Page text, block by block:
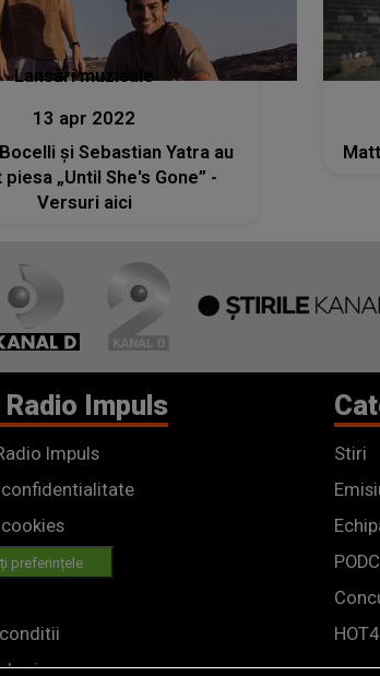
Lansări muzicale
13 apr 2022
și Sebastian Yatra au
piesa „Until She's Gone” -
Versuri aici
Radio Impuls
Impuls
preferințele
Stiri